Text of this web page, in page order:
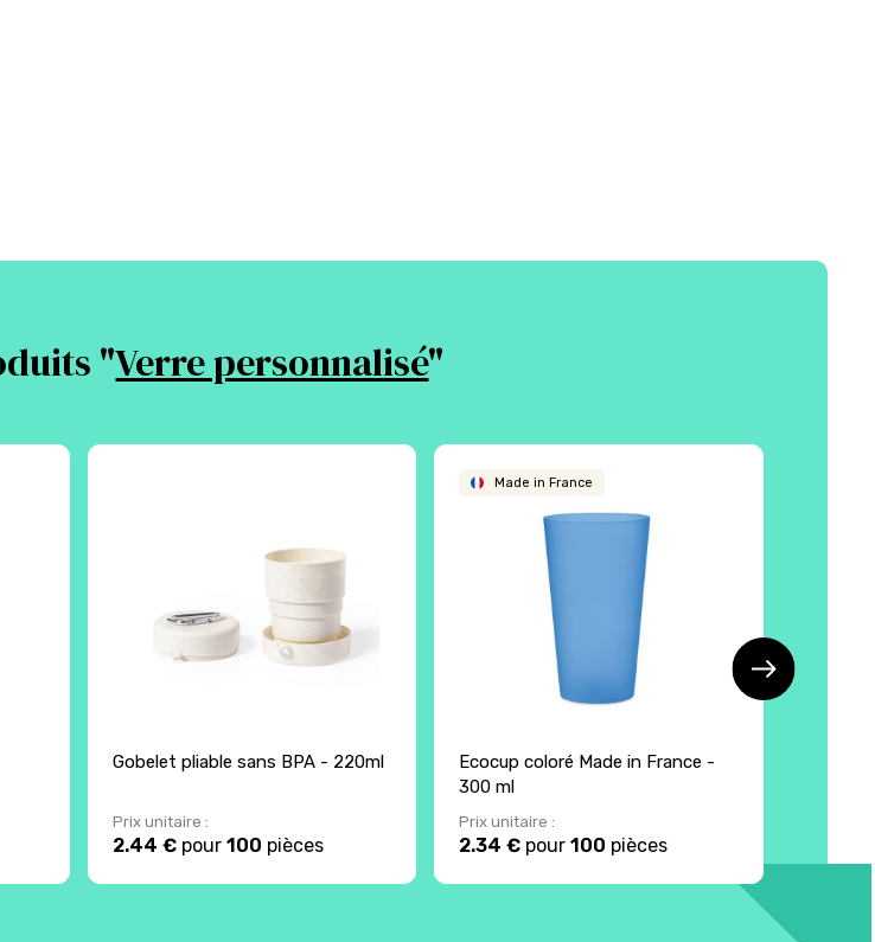
"Verre personnalisé"
Gobelet pliable sans BPA - 220ml
Prix unitaire :
2.44 €pour 100 pièces
Made in France
Ecocup coloré Made in France -
300 ml
Prix unitaire :
2.34 € pour100 pièces